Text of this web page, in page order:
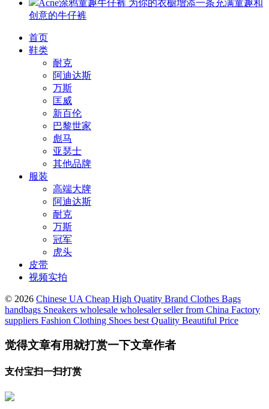
Acne涂鸦童趣牛仔裤 为你的衣橱增添一条充满童趣和
创意的牛仔裤
首页
鞋类
耐克
阿迪达斯
万斯
匡威
新百伦
巴黎世家
彪马
亚瑟士
其他品牌
服装
高端大牌
阿迪达斯
耐克
万斯
冠军
虎头
皮带
视频实拍
© 2026 Chinese UA Cheap High Quatity Brand Clothes Bags
handbags Sneakers wholesale wholesaler seller from China Factory
suppliers Fashion Clothing Shoes best Quality Beautiful Price
觉得文章有用就打赏一下文章作者
支付宝扫一扫打赏